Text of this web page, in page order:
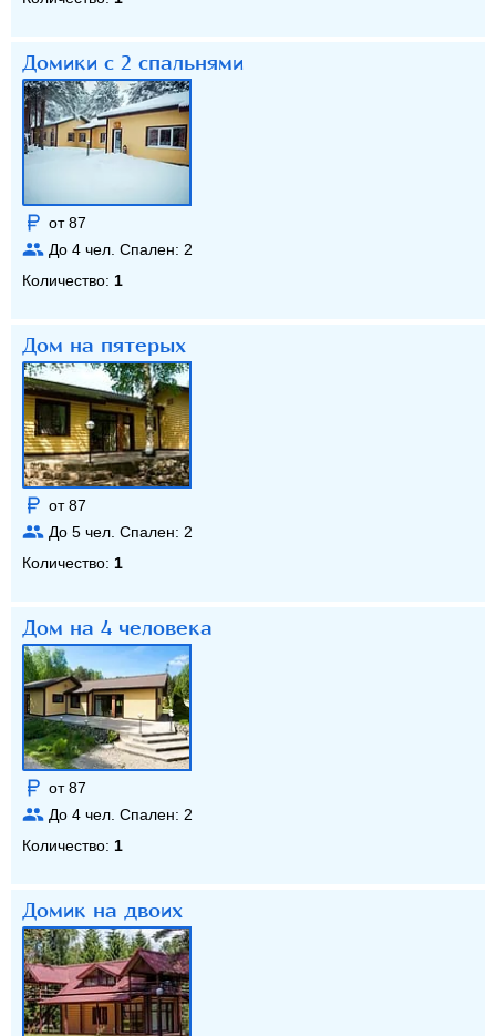
Домики с 2 спальнями
от 87
До 4 чел. Спален: 2
Количество: 1
Дом на пятерых
от 87
До 5 чел. Спален: 2
Количество: 1
Дом на 4 человека
от 87
До 4 чел. Спален: 2
Количество: 1
Домик на двоих